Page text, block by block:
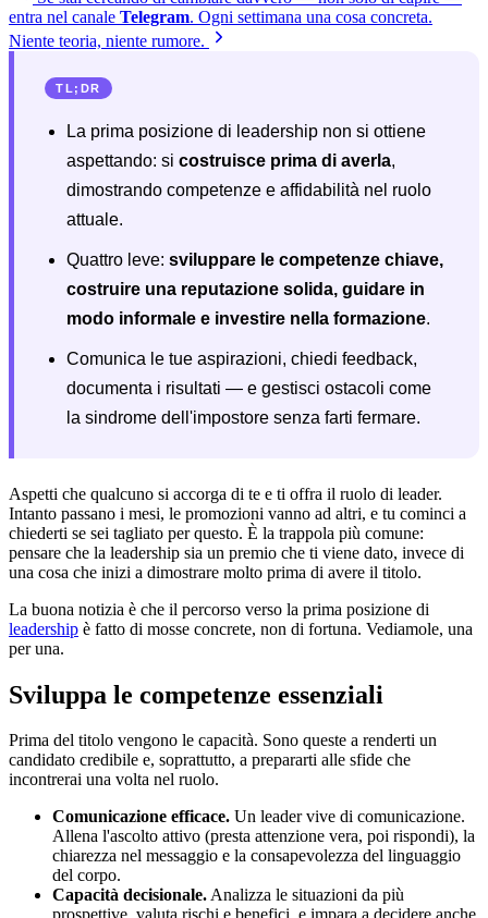
entra nel canale Telegram. Ogni settimana una cosa concreta.
Niente teoria, niente rumore.
TL;DR
La prima posizione di leadership non si ottiene
aspettando: si costruisce prima di averla,
dimostrando competenze e affidabilità nel ruolo
attuale.
Quattro leve: sviluppare le competenze chiave,
costruire una reputazione solida, guidare in
modo informale e investire nella formazione.
Comunica le tue aspirazioni, chiedi feedback,
documenta i risultati — e gestisci ostacoli come
la sindrome dell'impostore senza farti fermare.
Aspetti che qualcuno si accorga di te e ti offra il ruolo di leader.
Intanto passano i mesi, le promozioni vanno ad altri, e tu cominci a
chiederti se sei tagliato per questo. È la trappola più comune:
pensare che la leadership sia un premio che ti viene dato, invece di
una cosa che inizi a dimostrare molto prima di avere il titolo.
La buona notizia è che il percorso verso la prima posizione di
leadership è fatto di mosse concrete, non di fortuna. Vediamole, una
per una.
Sviluppa le competenze essenziali
Prima del titolo vengono le capacità. Sono queste a renderti un
candidato credibile e, soprattutto, a prepararti alle sfide che
incontrerai una volta nel ruolo.
Comunicazione efficace. Un leader vive di comunicazione.
Allena l'ascolto attivo (presta attenzione vera, poi rispondi), la
chiarezza nel messaggio e la consapevolezza del linguaggio
del corpo.
Capacità decisionale.Analizza le situazioni da più